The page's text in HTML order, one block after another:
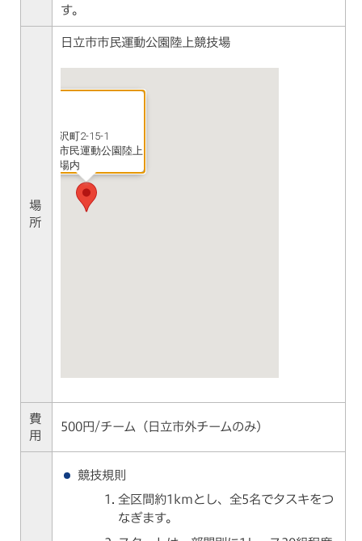
す。
場
所
日立市市民運動公園陸上競技場
東成沢町2-15-1
日立市民運動公園陸上
競技場内
費
用
500円/チーム（日立市外チームのみ）
競技規則
全区間約1kmとし、全5名でタスキをつ
なぎます。